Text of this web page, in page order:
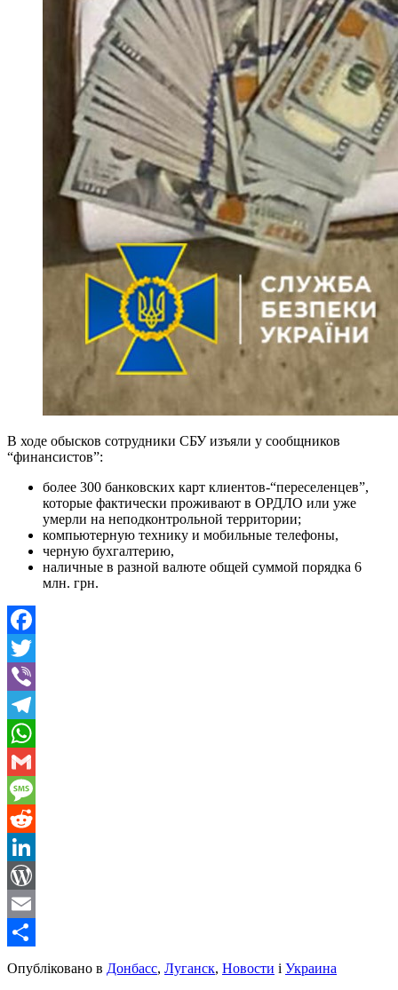
В ходе обысков сотрудники СБУ изъяли у сообщников
“финансистов”:
более 300 банковских карт клиентов-“переселенцев”,
которые фактически проживают в ОРДЛО или уже
умерли на неподконтрольной территории;
компьютерную технику и мобильные телефоны,
черную бухгалтерию,
наличные в разной валюте общей суммой порядка 6
млн. грн.
Facebook
Twitter
Viber
Telegram
WhatsApp
Gmail
Message
Reddit
LinkedIn
WordPress
Email
Share
Опубліковано в Донбасс, Луганск, Новости і Украина